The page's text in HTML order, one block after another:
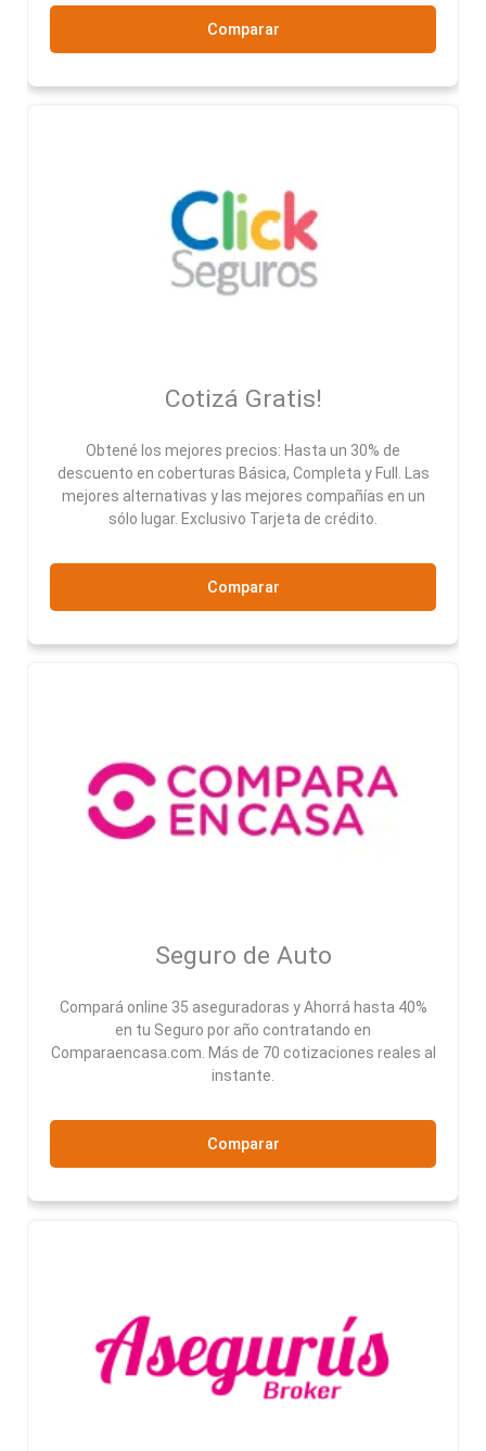
Comparar
Cotizá Gratis!
Obtené los mejores precios: Hasta un 30% de
descuento en coberturas Básica, Completa y Full. Las
mejores alternativas y las mejores compañías en un
sólo lugar. Exclusivo Tarjeta de crédito.
Comparar
Seguro de Auto
Compará online 35 aseguradoras y Ahorrá hasta 40%
en tu Seguro por año contratando en
Comparaencasa.com. Más de 70 cotizaciones reales al
instante.
Comparar